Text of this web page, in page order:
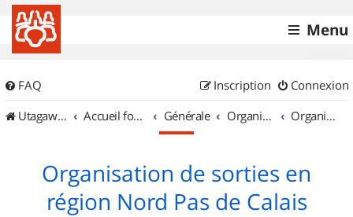
Menu
FAQ Connexion
Inscription
UtagawaVTT (Randos VTT et VTTAE avec traces GPS)
Accueil forum Générale Organisation de sorties & Recherche de partenaires Organisation de sorties en région Nord Pas de Calais
Organisation de sorties en
région Nord Pas de Calais